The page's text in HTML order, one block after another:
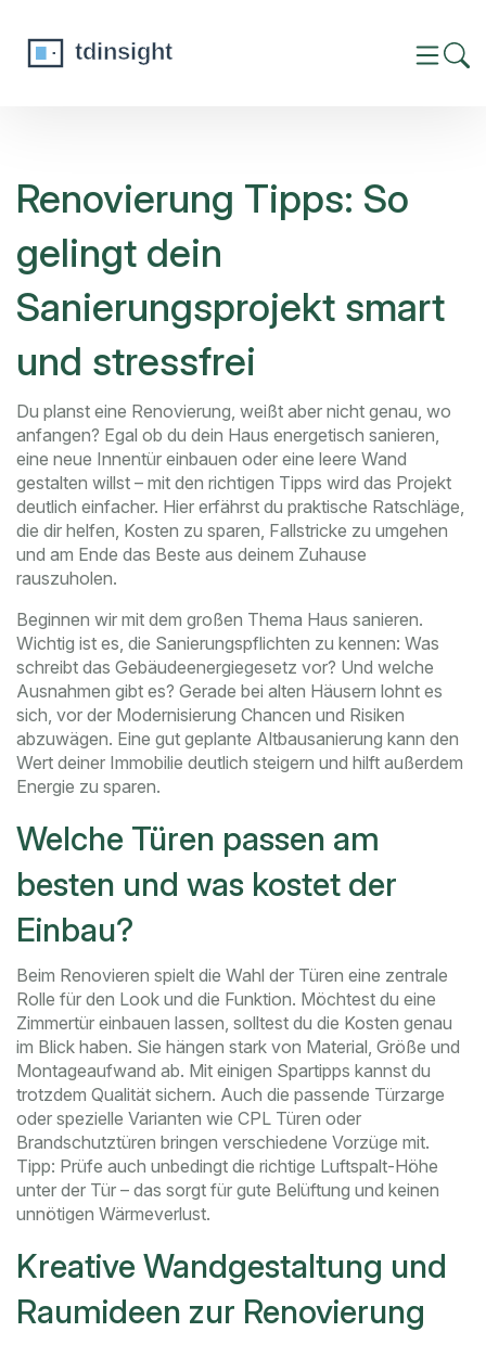
Renovierung Tipps: So
gelingt dein
Sanierungsprojekt smart
und stressfrei
Du planst eine Renovierung, weißt aber nicht genau, wo
anfangen? Egal ob du dein Haus energetisch sanieren,
eine neue Innentür einbauen oder eine leere Wand
gestalten willst – mit den richtigen Tipps wird das Projekt
deutlich einfacher. Hier erfährst du praktische Ratschläge,
die dir helfen, Kosten zu sparen, Fallstricke zu umgehen
und am Ende das Beste aus deinem Zuhause
rauszuholen.
Beginnen wir mit dem großen Thema Haus sanieren.
Wichtig ist es, die Sanierungspflichten zu kennen: Was
schreibt das Gebäudeenergiegesetz vor? Und welche
Ausnahmen gibt es? Gerade bei alten Häusern lohnt es
sich, vor der Modernisierung Chancen und Risiken
abzuwägen. Eine gut geplante Altbausanierung kann den
Wert deiner Immobilie deutlich steigern und hilft außerdem
Energie zu sparen.
Welche Türen passen am
besten und was kostet der
Einbau?
Beim Renovieren spielt die Wahl der Türen eine zentrale
Rolle für den Look und die Funktion. Möchtest du eine
Zimmertür einbauen lassen, solltest du die Kosten genau
im Blick haben. Sie hängen stark von Material, Größe und
Montageaufwand ab. Mit einigen Spartipps kannst du
trotzdem Qualität sichern. Auch die passende Türzarge
oder spezielle Varianten wie CPL Türen oder
Brandschutztüren bringen verschiedene Vorzüge mit.
Tipp: Prüfe auch unbedingt die richtige Luftspalt-Höhe
unter der Tür – das sorgt für gute Belüftung und keinen
unnötigen Wärmeverlust.
Kreative Wandgestaltung und
Raumideen zur Renovierung